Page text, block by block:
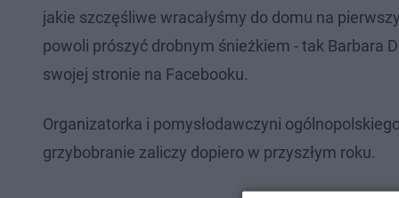
jakie szczęśliwe wracałyśmy do domu na
powoli prószyć drobnym śnieżkiem - tak Barbara
swojej stronie na Facebooku.
Organizatorka i pomysłodawczyni
grzybobranie zaliczy dopiero w przyszłym roku.